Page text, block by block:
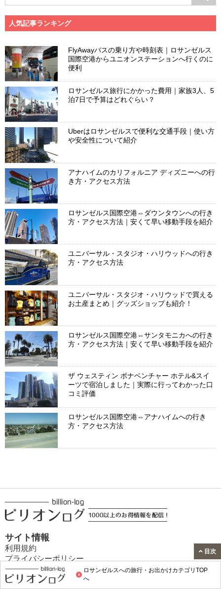
ロサンゼルスへの旅行・お出かけカテゴリTOP
へ
人気記事ランキング
FlyAwayバスの乗り方や時刻表｜ロサンゼルス
国際空港からユニオンステーションへ行くのに
便利
ロサンゼルス旅行にかかった費用｜家族3人、5
泊7日で予算はどれぐらい？
Uberはロサンゼルスで便利な交通手段｜使い方
や安全性について紹介
アナハイムのカリフォルニア ディズニーへの行
き方・アクセス方法
ロサンゼルス国際空港⇔ダウンタウンへの行き
方・アクセス方法｜安くて早い移動手段を紹介
ユニバーサル・スタジオ・ハリウッドへの行き
方・アクセス方法
ユニバーサル・スタジオ・ハリウッドで買える
お土産まとめ｜グッズショップも紹介！
ロサンゼルス国際空港⇔サンタモニカへの行き
方・アクセス方法｜安くて早い移動手段を紹介
ザ ウェスティン ボナベンチャー ホテル&スイ
ーツで宿泊しました｜実際に行ってわかった口
コミ評価
ロサンゼルス国際空港⇔アナハイムへの行き
方・アクセス方法
サイト情報
利用規約
プライバシーポリシー
コンテンツ制作・広告ポリシー
運営者情報
目次